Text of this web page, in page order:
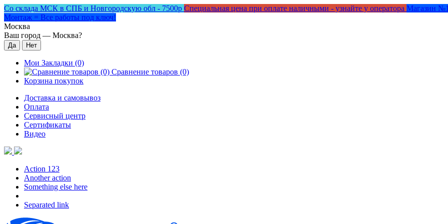
Со склада МСК в СПБ и Новгородскую обл - 7500р Специальная цена при оплате наличными - узнайте у оператора Магазин
Монтаж = Все работы под ключ!
Москва
Ваш город — Москва?
Мои Закладки (0)
Сравнение товаров (0)
Корзина покупок
Доставка и самовывоз
Оплата
Сервисный центр
Сертификаты
Видео
Action 123
Another action
Something else here
Separated link